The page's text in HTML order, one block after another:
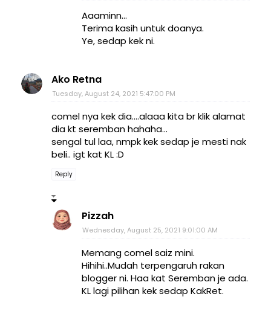
Aaaminn...
Terima kasih untuk doanya.
Ye, sedap kek ni.
Ako Retna
Tuesday, August 24, 2021 5:47:00 PM
comel nya kek dia....alaaa kita br klik alamat
dia kt seremban hahaha...
sengal tul laa, nmpk kek sedap je mesti nak
beli.. igt kat KL :D
Reply
Pizzah
Wednesday, August 25, 2021 9:01:00 AM
Memang comel saiz mini.
Hihihi..Mudah terpengaruh rakan
blogger ni. Haa kat Seremban je ada.
KL lagi pilihan kek sedap KakRet.